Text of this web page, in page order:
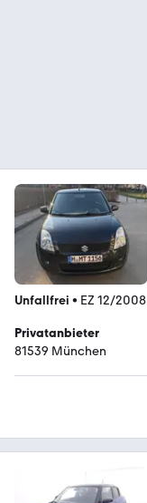
Unfallfrei • EZ 12/2008
Privatanbieter
81539 München